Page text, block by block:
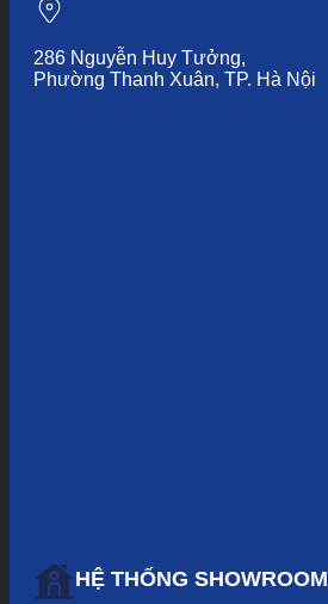
286 Nguyễn Huy Tưởng,
Phường Thanh Xuân, TP. Hà Nội
HỆ THỐNG SHOWROOM